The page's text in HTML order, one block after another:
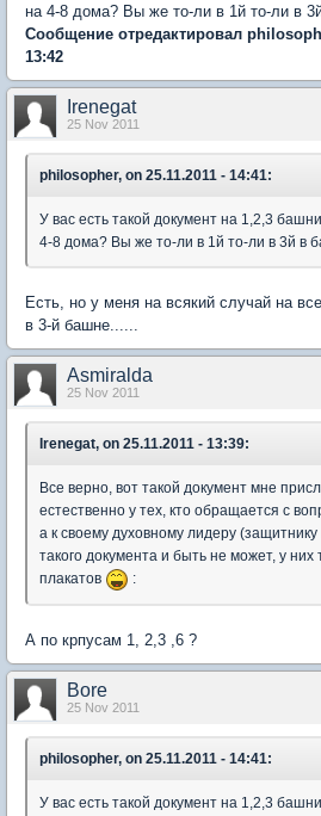
на 4-8 дома? Вы же то-ли в 1й то-ли в
Сообщение отредактировал
13:42
Irenegat
25 Nov 2011
philosopher, on 25.11.2011 - 14:41:
У вас есть такой документ на 1,2,3
4-8 дома? Вы же то-ли в 1й то-ли в 3й в
Есть, но у меня на всякий случай на
в 3-й башне......
Asmiralda
25 Nov 2011
Irenegat, on 25.11.2011 - 13:39:
Все верно, вот такой документ мне
естественно у тех, кто обращается с
а к своему духовному лидеру
такого документа и быть не может, у них
плакатов
:
А по крпусам 1, 2,3 ,6 ?
Bore
25 Nov 2011
philosopher, on 25.11.2011 - 14:41:
У вас есть такой документ на 1,2,3